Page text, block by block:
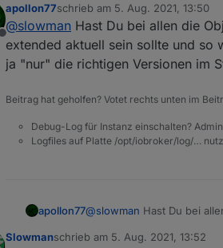
Dann auch SMA EM Adapter
sma-em.0	2021-08-
sma-em.0	2021-
sma-em.0	2021-
Philips Hue
hue-extended.0
hue-extended.0
hue-extended.0
MiHome Vacuum
yeelight-2.0	2021-
Offline
apollon77schrieb am 5. Aug. 2021, 13:50
zuletzt editiert von
@slowman Hast Du bei allen die
extended aktuell sein sollte und
ja "nur" die richtigen Versionen im
Beitrag hat geholfen? Votet rechts unten im
Debug-Log für Instanz einschalten?
Logfiles auf Platte /opt/iobroker/log/…
apollon77@slowman Hast Du bei
aktuell sein sollte und so
richtigen Versionen im
Slowmanschrieb am 5. Aug. 2021, 13:52
zuletzt editiert von